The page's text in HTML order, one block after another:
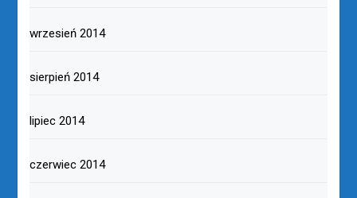
wrzesień 2014
sierpień 2014
lipiec 2014
czerwiec 2014